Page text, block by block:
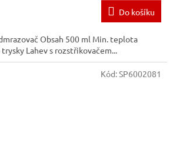
Do košíku
Obsah 500 ml Min. teplota
trysky Lahev s rozstřikovačem...
Kód:SP6002081